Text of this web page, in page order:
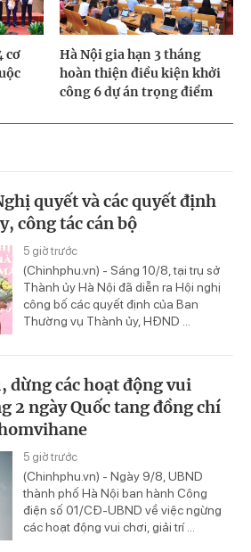
cơ
Hà Nội gia hạn 3 tháng
hoàn thiện điều kiện khởi
công 6 dự án trọng điểm
quyết và các quyết định
công tác cán bộ
5 giờ trước
(Chinhphu.vn) - Sáng 10/8, tại trụ sở
Thành ủy Hà Nội đã diễn ra Hội nghị
công bố các quyết định của Ban
Thường vụ Thành ủy, HĐND ...
dừng các hoạt động vui
2 ngày Quốc tang đồng chí
5 giờ trước
(Chinhphu.vn) - Ngày 9/8, UBND
thành phố Hà Nội ban hành Công
điện số 01/CĐ-UBND về việc ngừng
các hoạt động vui chơi, giải trí ...